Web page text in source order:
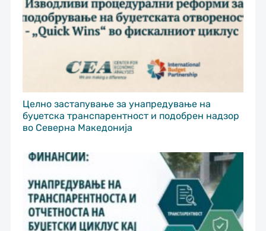
Целно застапување за унапредување на
буџетска транспарентност и подобрен надзор
во Северна Македонија